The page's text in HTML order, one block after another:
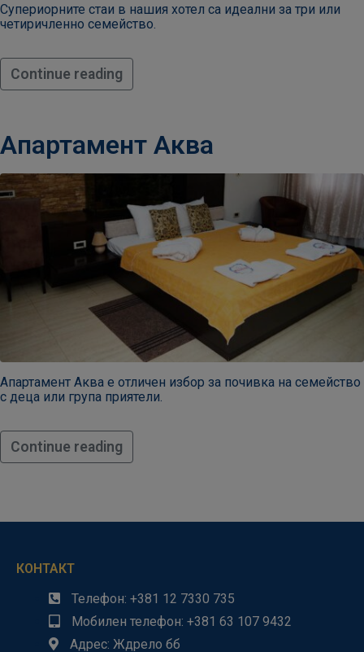
Супериорните стаи в нашия хотел са идеални за три или
четиричленно семейство.
Continue reading
Апартамент Аква
Апартамент Аква е отличен избор за почивка на семейство
с деца или група приятели.
Continue reading
КОНТАКТ
Телефон: +381 12 7330 735
Мобилен телефон: +381 63 107 9432
Адрес: Ждрело бб